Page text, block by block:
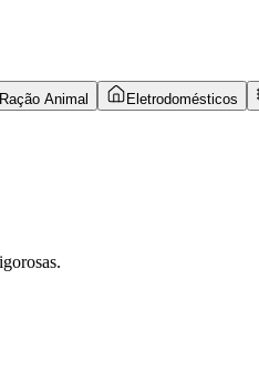
Ração Animal Eletrodomésticos